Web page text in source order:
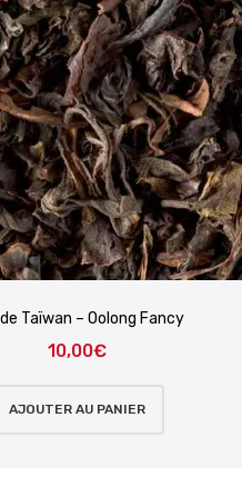
Taïwan – Oolong Fancy
10,00€
AJOUTER AU PANIER